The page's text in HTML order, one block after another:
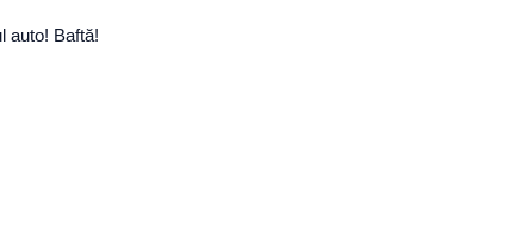
auto! Baftă!